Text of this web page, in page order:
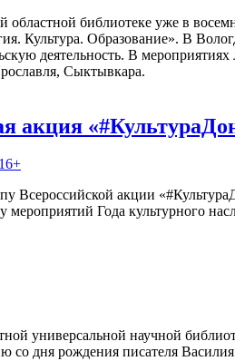
областной библиотеке уже в
Культура. Образование». В
деятельность. В
Сыктывкара.
акция
16+
Всероссийской акции
Года культурного
универсальной научной
со дня рождения писателя